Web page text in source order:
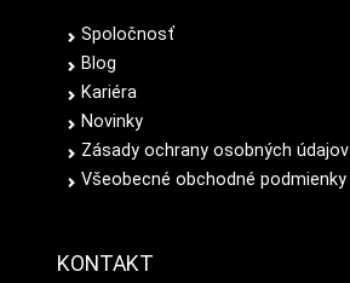
Spoločnosť
Blog
Kariéra
Novinky
Zásady ochrany osobných údajov
Všeobecné obchodné podmienky
KONTAKT